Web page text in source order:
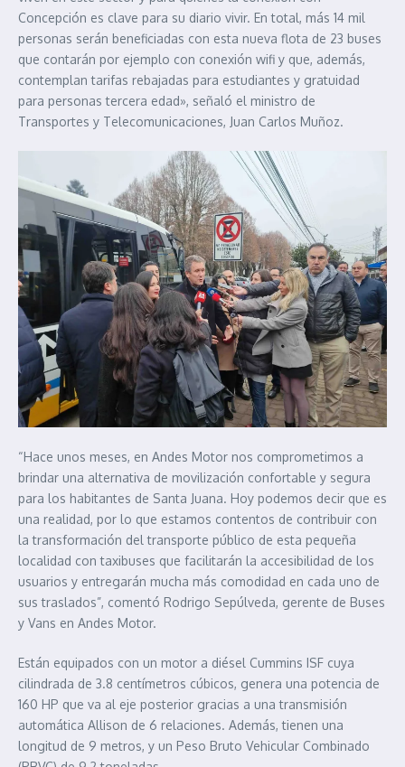
Concepción es clave para su diario vivir. En total, más 14 mil
personas serán beneficiadas con esta nueva flota de 23 buses
que contarán por ejemplo con conexión wifi y que, además,
contemplan tarifas rebajadas para estudiantes y gratuidad
para personas tercera edad», señaló el ministro de
Transportes y Telecomunicaciones, Juan Carlos Muñoz.
“Hace unos meses, en Andes Motor nos comprometimos a
brindar una alternativa de movilización confortable y segura
para los habitantes de Santa Juana. Hoy podemos decir que es
una realidad, por lo que estamos contentos de contribuir con
la transformación del transporte público de esta pequeña
localidad con taxibuses que facilitarán la accesibilidad de los
usuarios y entregarán mucha más comodidad en cada uno de
sus traslados”, comentó Rodrigo Sepúlveda, gerente de Buses
y Vans en Andes Motor.
Están equipados con un motor a diésel Cummins ISF cuya
cilindrada de 3.8 centímetros cúbicos, genera una potencia de
160 HP que va al eje posterior gracias a una transmisión
automática Allison de 6 relaciones. Además, tienen una
longitud de 9 metros, y un Peso Bruto Vehicular Combinado